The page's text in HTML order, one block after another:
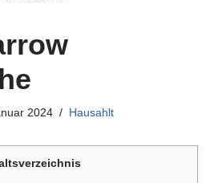
2024 Hausahlt